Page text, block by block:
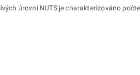
úrovní NUTS je charakterizováno